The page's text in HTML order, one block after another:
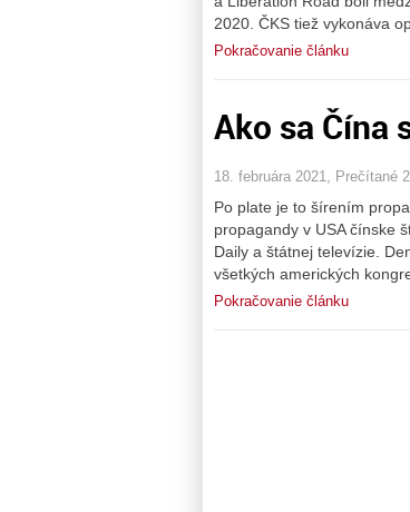
2020. ČKS tiež vykonáva
Pokračovanie článku
Ako sa Čína
18. februára 2021, Prečítané
Po plate je to šírením
propagandy v USA čínske
Daily a štátnej televízie.
všetkých amerických
Pokračovanie článku